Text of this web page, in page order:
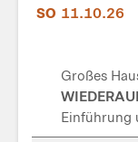
SO 11.10.26
Großes
Einführung